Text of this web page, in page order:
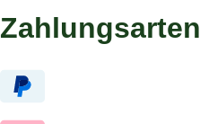
Zahlungsarten